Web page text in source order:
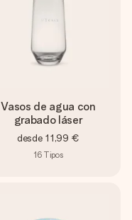
Vasos de agua con
grabado láser
desde 11,99 €
16 Tipos